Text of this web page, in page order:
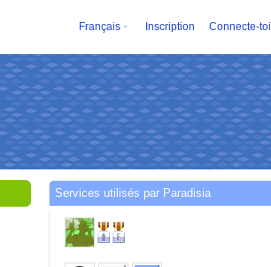
Français Inscription Connecte-toi
Services utilisés par Paradisia